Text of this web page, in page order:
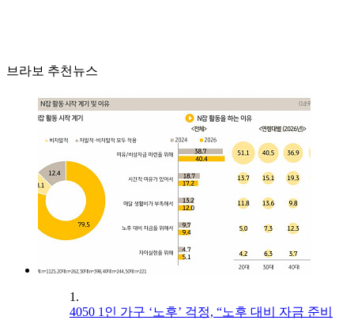
브라보 추천뉴스
1.
4050 1인 가구 ‘노후’ 걱정, “노후 대비 자금 준비